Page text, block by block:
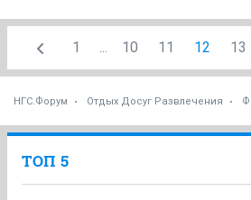
1 ... 10 11 12 13
НГС.Форум Отдых Досуг Развлечения
ТОП 5